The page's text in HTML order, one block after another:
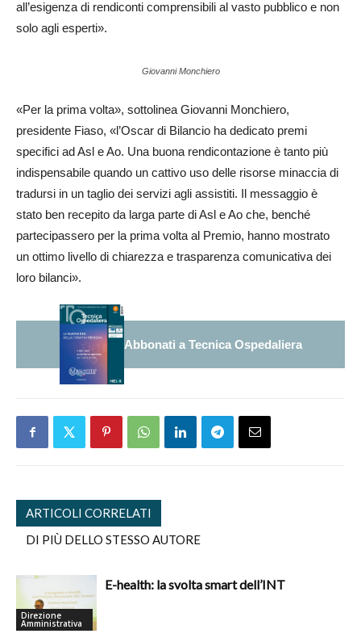
all’esigenza di rendiconti comprensibili al vasto pubblico e non
solo agli esperti».
Giovanni Monchiero
«Per la prima volta», sottolinea Giovanni Monchiero,
presidente Fiaso, «l’Oscar di Bilancio ha dedicato premi
specifici ad Asl e Ao. Una buona rendicontazione è tanto più
indispensabile quando un cattivo uso delle risorse minaccia di
tradursi in un taglio dei servizi agli assistiti. Il messaggio è
stato ben recepito da larga parte di Asl e Ao che, benché
partecipassero per la prima volta al Premio, hanno mostrato
un ottimo livello di chiarezza e trasparenza comunicativa dei
loro bilanci».
Abbonati a Tecnica Ospedaliera
ARTICOLI CORRELATI
DI PIÙ DELLO STESSO AUTORE
Direzione
Amministrativa
E-health: la svolta smart dell’INT